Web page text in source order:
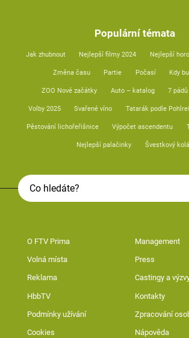
Populární témata
Jak zhubnout Nejlepší filmy 2024 Nejlepší
Změna času Partie Počasí Kdy
ZOO Nové začátky Auto – katalog 7
Volby 2025 Svařené víno Tatarák podle
Pěstování lichořeřišnice Výpočet ascendentu
Nejlepší palačinky Švestkový
O FTV Prima Management
Volná místa Press
Reklama Castingy a
HbbTV Kontakty
Podmínky užívání Zpracování
Cookies Nápověda